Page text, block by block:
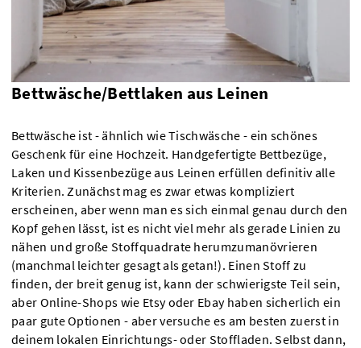
Bettwäsche/Bettlaken aus Leinen
Bettwäsche ist - ähnlich wie Tischwäsche - ein schönes
Geschenk für eine Hochzeit. Handgefertigte Bettbezüge,
Laken und Kissenbezüge aus Leinen erfüllen definitiv alle
Kriterien. Zunächst mag es zwar etwas kompliziert
erscheinen, aber wenn man es sich einmal genau durch den
Kopf gehen lässt, ist es nicht viel mehr als gerade Linien zu
nähen und große Stoffquadrate herumzumanövrieren
(manchmal leichter gesagt als getan!). Einen Stoff zu
finden, der breit genug ist, kann der schwierigste Teil sein,
aber Online-Shops wie Etsy oder Ebay haben sicherlich ein
paar gute Optionen - aber versuche es am besten zuerst in
deinem lokalen Einrichtungs- oder Stoffladen. Selbst dann,